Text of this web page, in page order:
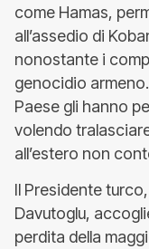
come Hamas,
all’assedio di
nonostante i
genocidio
Paese gli hanno
volendo
all’estero non
Il Presidente
Davutoglu,
perdita della